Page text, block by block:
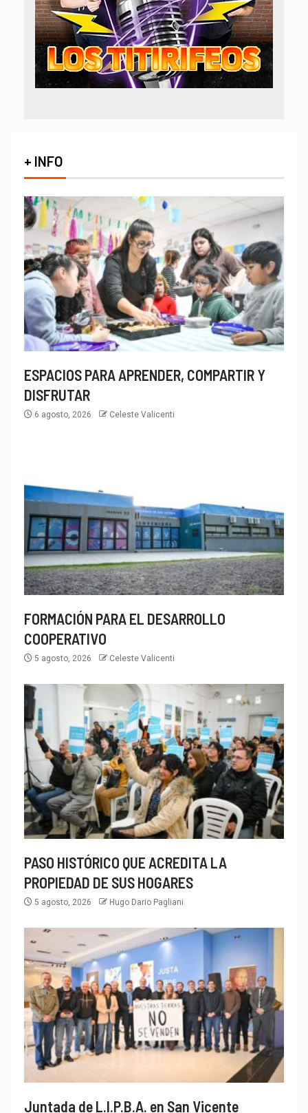
+ INFO
ESPACIOS PARA APRENDER, COMPARTIR Y
DISFRUTAR
6 agosto, 2026 Celeste Valicenti
FORMACIÓN PARA EL DESARROLLO
COOPERATIVO
5 agosto, 2026 Celeste Valicenti
PASO HISTÓRICO QUE ACREDITA LA
PROPIEDAD DE SUS HOGARES
5 agosto, 2026 Hugo Dario Pagliani
Juntada de L.I.P.B.A. en San Vicente